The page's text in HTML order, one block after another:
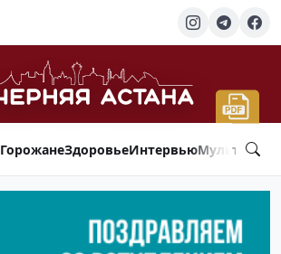
ГорожанеЗдоровьеИнтервью